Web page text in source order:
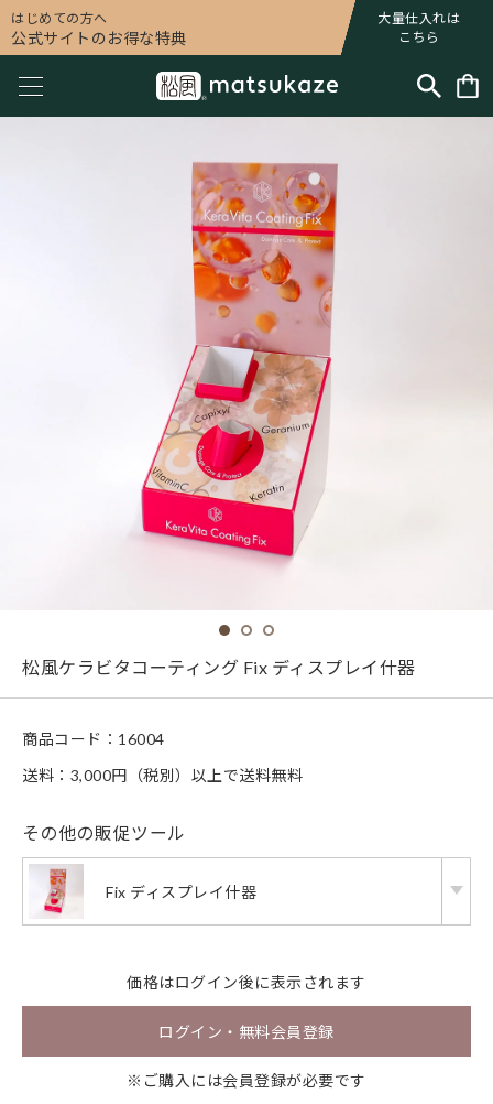
はじめての方へ
公式サイトのお得な特典
大量仕入れは
こちら
松風ケラビタコーティング Fix ディスプレイ什器
商品コード： 16004
送料：3,000円（税別）以上で送料無料
その他の販促ツール
Fix ディスプレイ什器
価格はログイン後に表示されます
ログイン・無料会員登録
※ご購入には会員登録が必要です